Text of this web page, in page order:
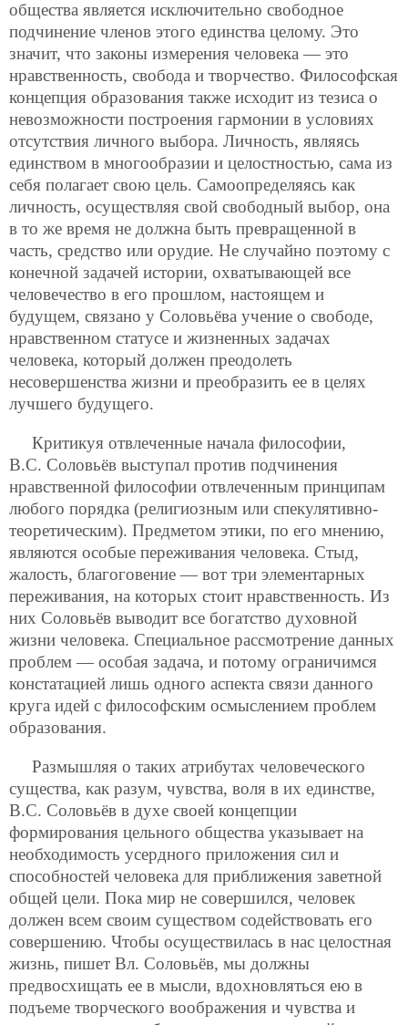
общества является исключительно свободное
подчинение членов этого единства целому. Это
значит, что законы измерения человека — это
нравственность, свобода и творчество. Философская
концепция образования также исходит из тезиса о
невозможности построения гармонии в условиях
отсутствия личного выбора. Личность, являясь
единством в многообразии и целостностью, сама из
себя полагает свою цель. Самоопределяясь как
личность, осуществляя свой свободный выбор, она
в то же время не должна быть превращенной в
часть, средство или орудие. Не случайно поэтому с
конечной задачей истории, охватывающей все
человечество в его прошлом, настоящем и
будущем, связано у Соловьёва учение о свободе,
нравственном статусе и жизненных задачах
человека, который должен преодолеть
несовершенства жизни и преобразить ее в целях
лучшего будущего.
Критикуя отвлеченные начала философии,
В.С. Соловьёв выступал против подчинения
нравственной философии отвлеченным принципам
любого порядка (религиозным или спекулятивно-
теоретическим). Предметом этики, по его мнению,
являются особые переживания человека. Стыд,
жалость, благоговение — вот три элементарных
переживания, на которых стоит нравственность. Из
них Соловьёв выводит все богатство духовной
жизни человека. Специальное рассмотрение данных
проблем — особая задача, и потому ограничимся
констатацией лишь одного аспекта связи данного
круга идей с философским осмыслением проблем
образования.
Размышляя о таких атрибутах человеческого
существа, как разум, чувства, воля в их единстве,
В.С. Соловьёв в духе своей концепции
формирования цельного общества указывает на
необходимость усердного приложения сил и
способностей человека для приближения заветной
общей цели. Пока мир не совершился, человек
должен всем своим существом содействовать его
совершению. Чтобы осуществилась в нас целостная
жизнь, пишет Вл. Соловьёв, мы должны
предвосхищать ее в мысли, вдохновляться ею в
подъеме творческого воображения и чувства и